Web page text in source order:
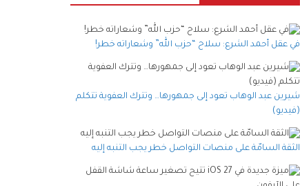
في عقل أحمد الشرع: سلاح “حزب الله” وشعاراته خطر!
شيرين عبد الوهاب تعود إلى جمهورها… وتترك العفوية تتكلم
(فيديو)
الثقة السامّة على منصات التواصل خطر يجب التنبه إليه